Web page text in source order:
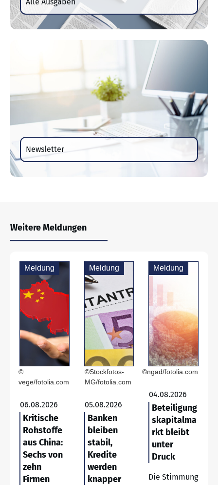
Newsletter
Weitere Meldungen
Meldung
©
vege/fotolia.com
06.08.2026
Kritische
Rohstoffe
aus China:
Sechs von
zehn
Firmen
Meldung
©Stockfotos-
MG/fotolia.com
05.08.2026
Banken
bleiben
stabil,
Kredite
werden
knapper
Meldung
©ngad/fotolia.com
04.08.2026
Beteiligung
skapitalma
rkt bleibt
unter
Druck
Die Stimmung